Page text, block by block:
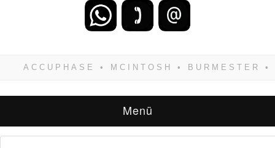
zwangsläufig siegen! Und noch was: Hifi
Menü